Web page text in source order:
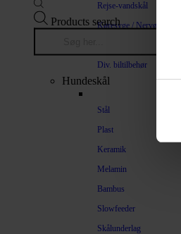
Rejse-vandskål
Køresyge / Nervøsitet
Div. biltilbehør
Hundeskål
Stål
Plast
Keramik
Melamin
Bambus
Slowfeeder
Skålunderlag
Products search